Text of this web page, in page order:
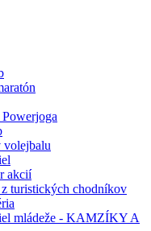
akcií
turistických chodníkov
mládeže - KAMZÍKY A